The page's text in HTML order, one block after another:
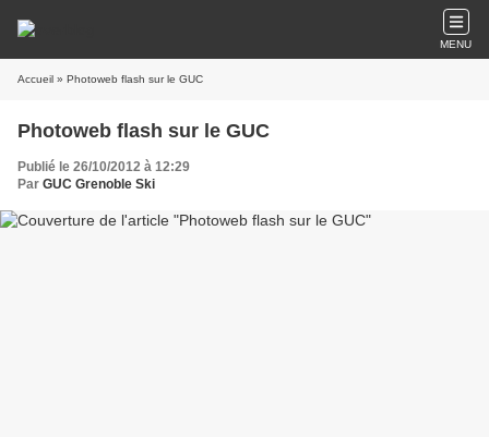
MENU
Accueil » Photoweb flash sur le GUC
Photoweb flash sur le GUC
Publié le 26/10/2012 à 12:29
Par GUC Grenoble Ski